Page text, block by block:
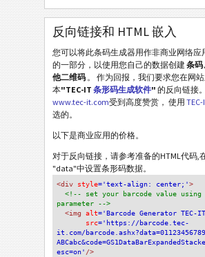
反向链接和 HTML 嵌入
您可以将此条码生成器用作非商业网络应
的一部分，以使用您自己的数据创建条码
他二维码 。 作为回报，我们要求您在网
本"TEC-IT 条形码生成软件" 的反向链接
www.tec-it.com受到高度赞赏， 使用
选的。
以下是商业应用的价格。
对于反向链接，请参考准备的HTML代码,
"data"中设置条形码数据。
<div style='text-align: center;'>
<!-- set your barcode value using
parameter -->
<img alt='Barcode Generator TEC-
src='https://barcode.tec-
it.com/
esc=on' />